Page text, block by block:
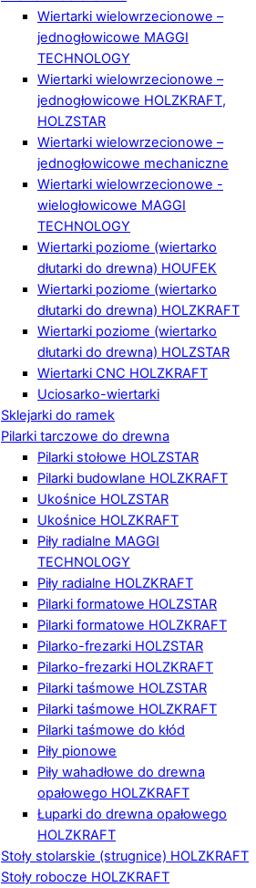
Wiertarki wielowrzecionowe –
jednogłowicowe MAGGI
TECHNOLOGY
Wiertarki wielowrzecionowe –
jednogłowicowe HOLZKRAFT,
HOLZSTAR
Wiertarki wielowrzecionowe –
jednogłowicowe mechaniczne
Wiertarki wielowrzecionowe -
wielogłowicowe MAGGI
TECHNOLOGY
Wiertarki poziome (wiertarko
dłutarki do drewna) HOUFEK
Wiertarki poziome (wiertarko
dłutarki do drewna) HOLZKRAFT
Wiertarki poziome (wiertarko
dłutarki do drewna) HOLZSTAR
Wiertarki CNC HOLZKRAFT
Uciosarko-wiertarki
Sklejarki do ramek
Pilarki tarczowe do drewna
Pilarki stołowe HOLZSTAR
Pilarki budowlane HOLZKRAFT
Ukośnice HOLZSTAR
Ukośnice HOLZKRAFT
Piły radialne MAGGI
TECHNOLOGY
Piły radialne HOLZKRAFT
Pilarki formatowe HOLZSTAR
Pilarki formatowe HOLZKRAFT
Pilarko-frezarki HOLZSTAR
Pilarko-frezarki HOLZKRAFT
Pilarki taśmowe HOLZSTAR
Pilarki taśmowe HOLZKRAFT
Pilarki taśmowe do kłód
Piły pionowe
Piły wahadłowe do drewna
opałowego HOLZKRAFT
Łuparki do drewna opałowego
HOLZKRAFT
Stoły stolarskie (strugnice) HOLZKRAFT
Stoły robocze HOLZKRAFT